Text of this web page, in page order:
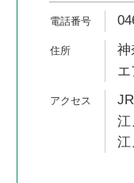
神
エ
江
江